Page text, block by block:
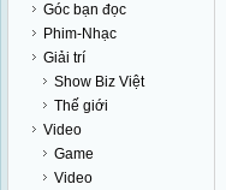
Góc bạn đọc
Phim-Nhạc
Giải trí
Show Biz Việt
Thế giới
Video
Game
Video